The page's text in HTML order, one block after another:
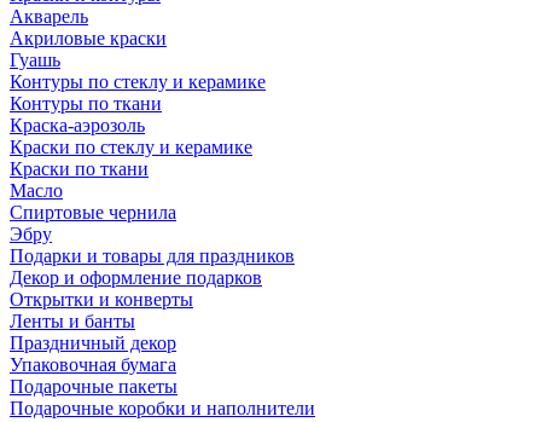
Акварель
Акриловые краски
Гуашь
Контуры по стеклу и керамике
Контуры по ткани
Краска-аэрозоль
Краски по стеклу и керамике
Краски по ткани
Масло
Спиртовые чернила
Эбру
Подарки и товары для праздников
Декор и оформление подарков
Открытки и конверты
Ленты и банты
Праздничный декор
Упаковочная бумага
Подарочные пакеты
Подарочные коробки и наполнители